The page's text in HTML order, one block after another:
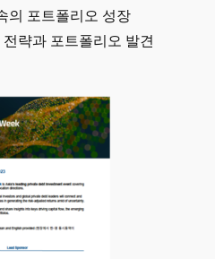
의 포트폴리오 성장
략과 포트폴리오 발견